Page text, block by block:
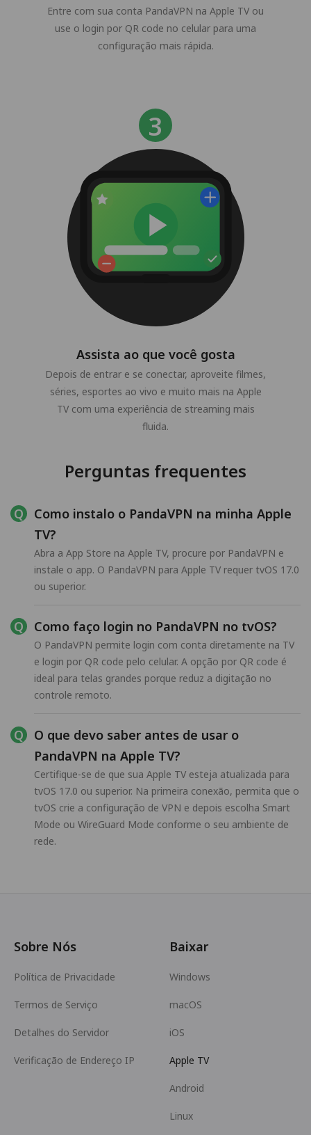
Entre com sua conta PandaVPN na Apple TV ou
use o login por QR code no celular para uma
configuração mais rápida.
Assista ao que você gosta
Depois de entrar e se conectar, aproveite filmes,
séries, esportes ao vivo e muito mais na Apple
TV com uma experiência de streaming mais
fluida.
Perguntas frequentes
Como instalo o PandaVPN na minha Apple
TV?
Abra a App Store na Apple TV, procure por PandaVPN e
instale o app. O PandaVPN para Apple TV requer tvOS 17.0
ou superior.
Como faço login no PandaVPN no tvOS?
O PandaVPN permite login com conta diretamente na TV
e login por QR code pelo celular. A opção por QR code é
ideal para telas grandes porque reduz a digitação no
controle remoto.
O que devo saber antes de usar o
PandaVPN na Apple TV?
Certifique-se de que sua Apple TV esteja atualizada para
tvOS 17.0 ou superior. Na primeira conexão, permita que o
tvOS crie a configuração de VPN e depois escolha Smart
Mode ou WireGuard Mode conforme o seu ambiente de
rede.
Sobre Nós
Política de Privacidade
Termos de Serviço
Detalhes do Servidor
Verificação de Endereço IP
Baixar
Windows
macOS
iOS
Apple TV
Android
Linux